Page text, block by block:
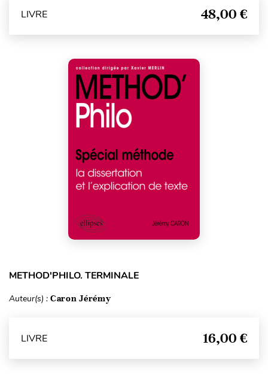
LIVRE 48,00 €
METHOD'PHILO. TERMINALE
Auteur(s) : Caron Jérémy
LIVRE 16,00 €